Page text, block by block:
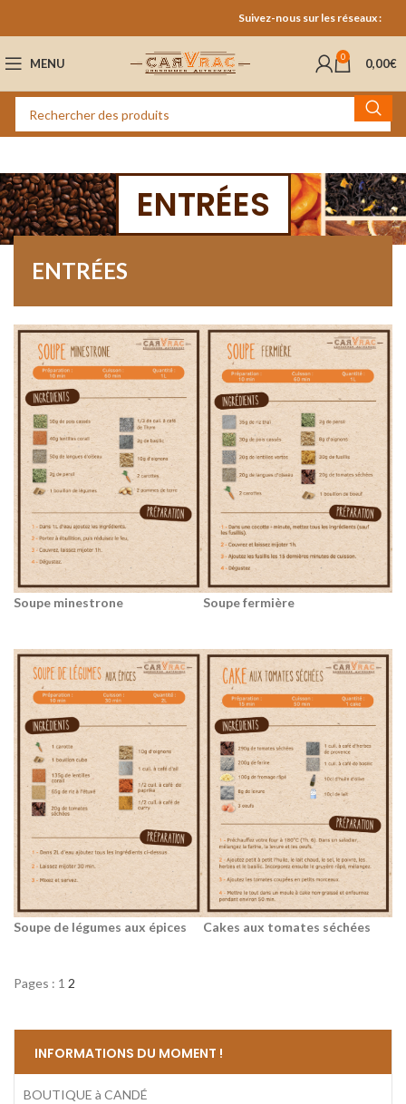
Suivez-nous sur les réseaux :
MENU 0 0,00€
ENTRÉES
ENTRÉES
Soupe minestrone Soupe fermière
Soupe de légumes aux épices Cakes aux tomates séchées
Pages : 1 2
INFORMATIONS DU MOMENT !
BOUTIQUE à CANDÉ